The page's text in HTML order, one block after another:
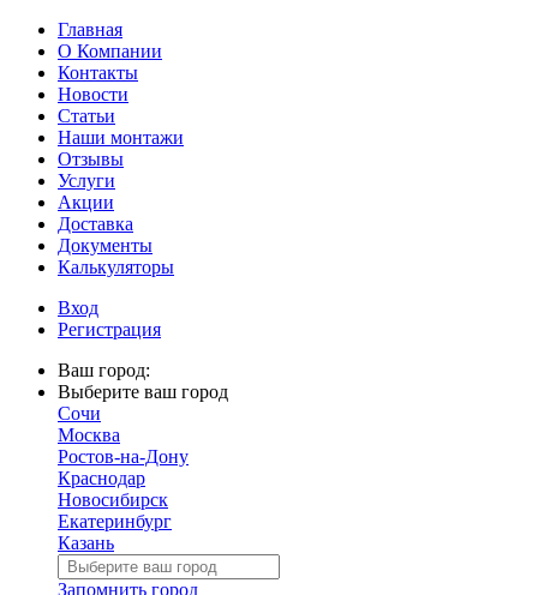
Главная
О Компании
Контакты
Новости
Статьи
Наши монтажи
Отзывы
Услуги
Акции
Доставка
Документы
Калькуляторы
Вход
Регистрация
Ваш город:
Выберите ваш город
Сочи
Москва
Ростов-на-Дону
Краснодар
Новосибирск
Екатеринбург
Казань
Запомнить город